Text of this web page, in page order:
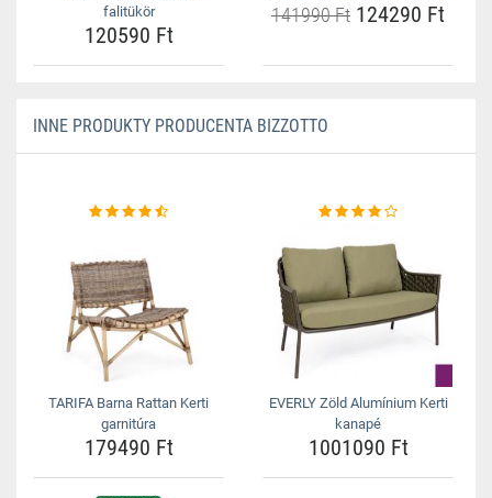
falitükör
120590 Ft
141990 Ft 124290 Ft
INNE PRODUKTY PRODUCENTA BIZZOTTO
TARIFA Barna Rattan Kerti
garnitúra
179490 Ft
EVERLY Zöld Alumínium Kerti
kanapé
1001090 Ft